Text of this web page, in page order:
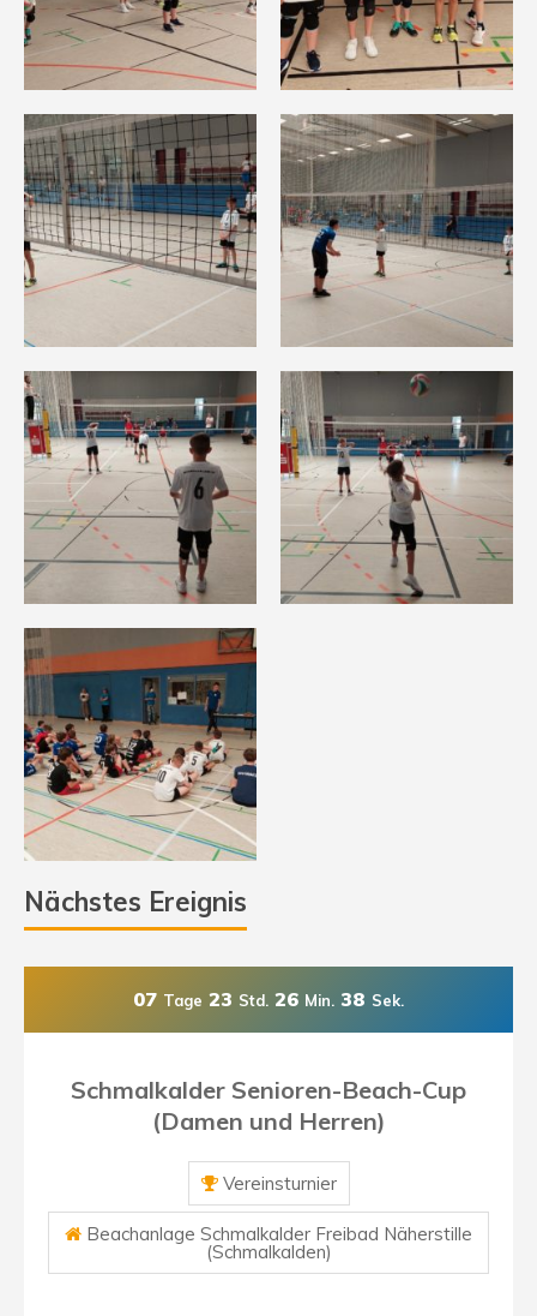
Nächstes Ereignis
07 Tage 23 Std. 26 Min. 37 Sek.
Schmalkalder Senioren-Beach-Cup
(Damen und Herren)
Vereinsturnier
Beachanlage Schmalkalder Freibad Näherstille
(Schmalkalden)